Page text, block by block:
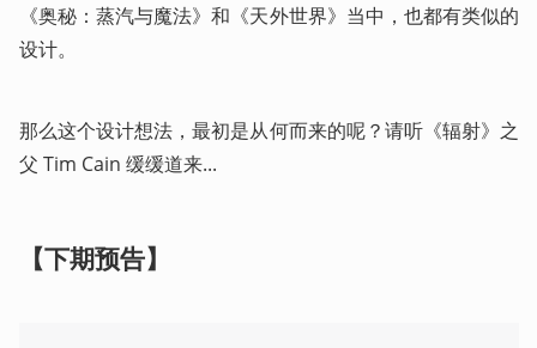
《奥秘：蒸汽与魔法》和《天外世界》当中，也都有类似的
设计。
那么这个设计想法，最初是从何而来的呢？请听《辐射》之
父 Tim Cain 缓缓道来...
【下期预告】